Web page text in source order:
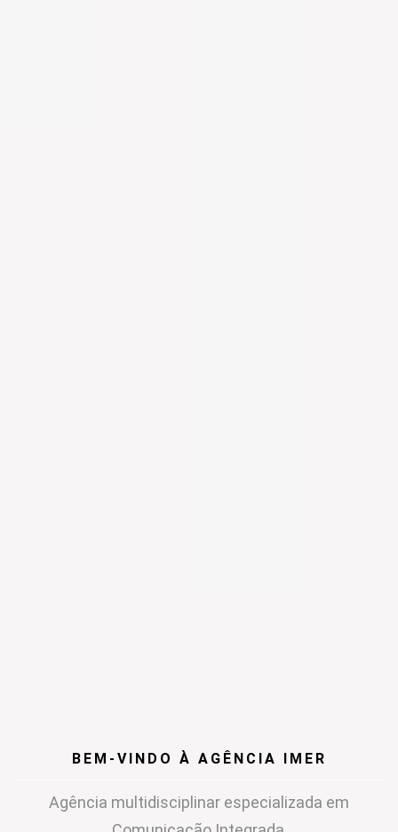
BEM-VINDO À AGÊNCIA IMER
Agência multidisciplinar especializada em